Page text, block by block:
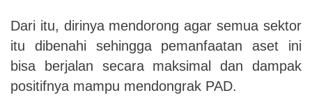
Dari itu, dirinya mendorong agar semua sektor
itu dibenahi sehingga pemanfaatan aset ini
bisa berjalan secara maksimal dan dampak
positifnya mampu mendongrak PAD.